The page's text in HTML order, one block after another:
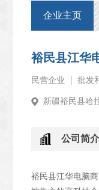
企业主页
裕民县江华
民营企业 批发
新疆裕民县哈
公司简介
裕民县江华电脑